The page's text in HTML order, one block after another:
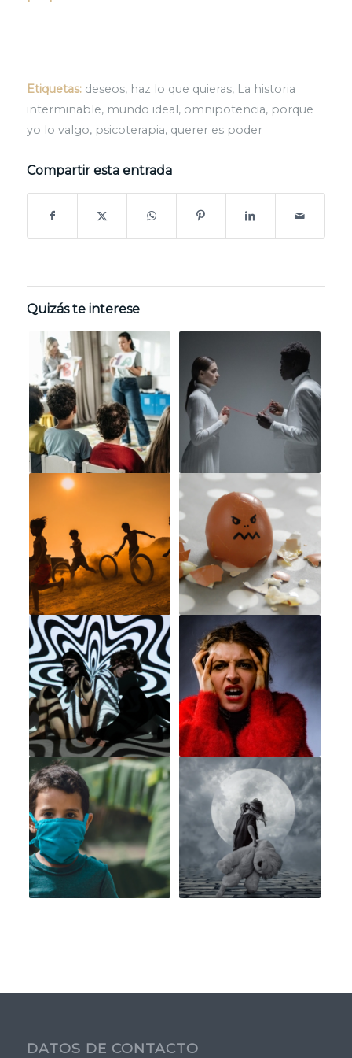
Etiquetas: deseos, haz lo que quieras, La historia
interminable, mundo ideal, omnipotencia, porque
yo lo valgo, psicoterapia, querer es poder
Compartir esta entrada
Quizás te interese
DATOS DE CONTACTO